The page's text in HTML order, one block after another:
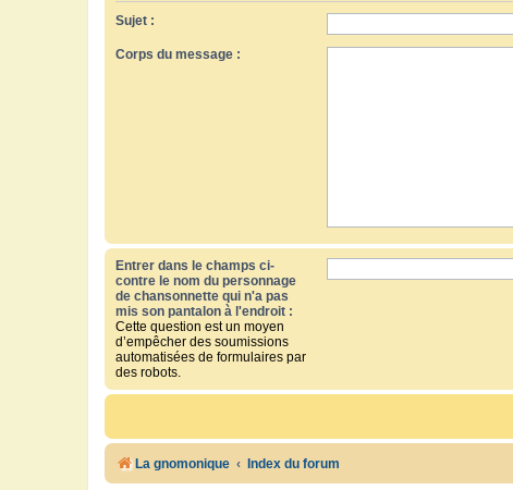
Sujet :
Corps du message :
Entrer dans le champs ci-
contre le nom du personnage
de chansonnette qui n'a pas
mis son pantalon à l'endroit :
Cette question est un moyen
d’empêcher des soumissions
automatisées de formulaires par
des robots.
La gnomonique Index du forum